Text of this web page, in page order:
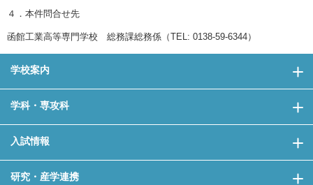
４．本件問合せ先
函館工業高等専門学校 総務課総務係（TEL: 0138-59-6344）
学校案内
学科・専攻科
入試情報
研究・産学連携